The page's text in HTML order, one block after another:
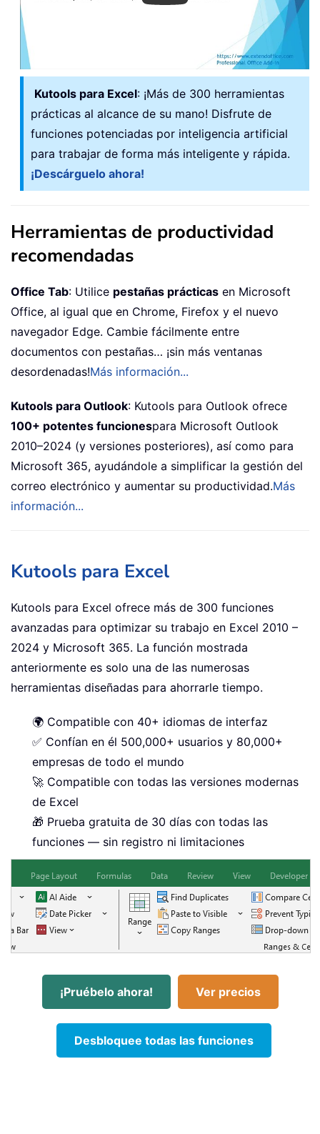
Kutools para Excel: ¡Más de 300 herramientas
prácticas al alcance de su mano! Disfrute de
funciones potenciadas por inteligencia artificial
para trabajar de forma más inteligente y rápida.
¡Descárguelo ahora!
Herramientas de productividad
recomendadas
Office Tab: Utilice pestañas prácticas en Microsoft
Office, al igual que en Chrome, Firefox y el nuevo
navegador Edge. Cambie fácilmente entre
documentos con pestañas… ¡sin más ventanas
desordenadas!Más información...
Kutools para Outlook: Kutools para Outlook ofrece
100+ potentes funcionespara Microsoft Outlook
2010–2024 (y versiones posteriores), así como para
Microsoft 365, ayudándole a simplificar la gestión del
correo electrónico y aumentar su productividad.Más
información...
Kutools para Excel
Kutools para Excel ofrece más de 300 funciones
avanzadas para optimizar su trabajo en Excel 2010 –
2024 y Microsoft 365. La función mostrada
anteriormente es solo una de las numerosas
herramientas diseñadas para ahorrarle tiempo.
🌍 Compatible con 40+ idiomas de interfaz
✅ Confían en él 500,000+ usuarios y 80,000+
empresas de todo el mundo
🚀 Compatible con todas las versiones modernas
de Excel
🎁 Prueba gratuita de 30 días con todas las
funciones — sin registro ni limitaciones
¡Pruébelo ahora! Ver precios
Desbloquee todas las funciones